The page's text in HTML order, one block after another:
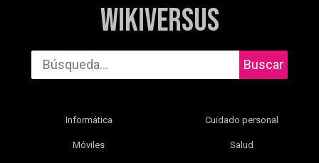
WikiVersus
Buscar
Informática
Móviles
Cuidado personal
Salud